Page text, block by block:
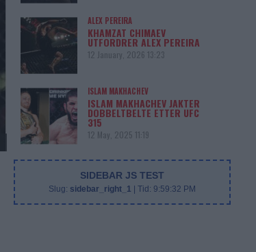
ALEX PEREIRA
KHAMZAT CHIMAEV
UTFORDRER ALEX PEREIRA
12 January, 2026 13:23
ISLAM MAKHACHEV
ISLAM MAKHACHEV JAKTER
DOBBELTBELTE ETTER UFC
315
12 May, 2025 11:19
SIDEBAR JS TEST
Slug: sidebar_right_1 | Tid: 9:59:32 PM